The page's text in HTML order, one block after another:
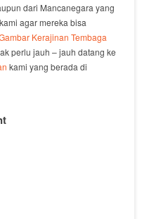
dari Mancanegara yang
agar mereka bisa
Kerajinan Tembaga
perlu jauh – jauh datang ke
kami yang berada di